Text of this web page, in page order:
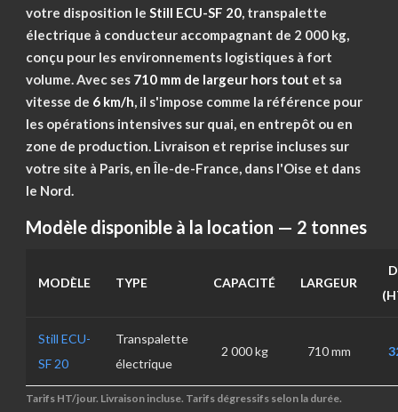
votre disposition le Still ECU-SF 20, transpalette
électrique à conducteur accompagnant de 2 000 kg,
conçu pour les environnements logistiques à fort
volume. Avec ses 710 mm de largeur hors tout et sa
vitesse de 6 km/h, il s'impose comme la référence pour
les opérations intensives sur quai, en entrepôt ou en
zone de production. Livraison et reprise incluses sur
votre site à Paris, en Île-de-France, dans l'Oise et dans
le Nord.
Modèle disponible à la location — 2 tonnes
MODÈLE TYPE CAPACITÉ LARGEUR
Still ECU-
SF 20
Transpalette
électrique
2 000 kg 710 mm
Tarifs HT/jour. Livraison incluse. Tarifs dégressifs selon la durée.